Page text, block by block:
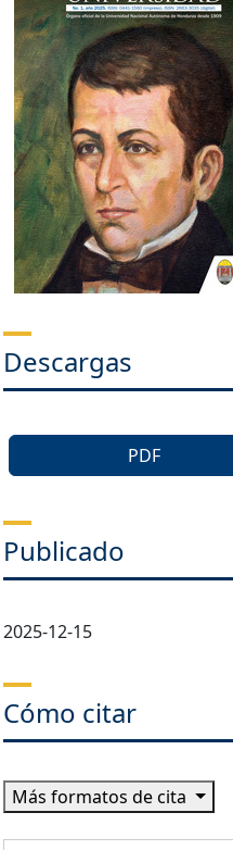
Descargas
PDF
Publicado
2025-12-15
Cómo citar
Más formatos de cita